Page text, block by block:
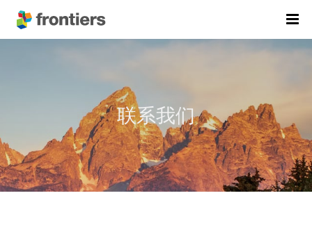
精选潜力期刊
科研诚信
出版费用
联系我们